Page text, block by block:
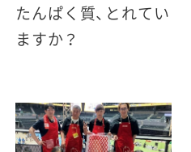
たんぱく質、とれてい
ますか？